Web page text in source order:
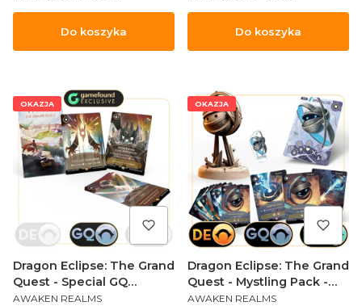
Do koszyka Do koszyka
OKAZJA
Dragon Eclipse: The Grand
Quest - Special GQ
alternative cards by
PRODUCENT
AWAKEN REALMS
OKAZJA
Dragon Eclipse: The Grand
Quest - Mystling Pack -
Spinglor (Sundrop Edition)
PRODUCENT
AWAKEN REALMS